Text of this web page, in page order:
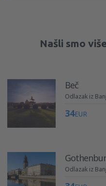
Našli smo
Beč
Odlazak iz
34EUR
Odlazak iz